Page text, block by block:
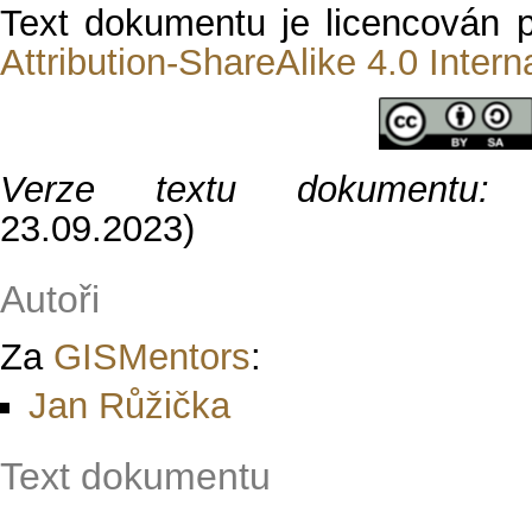
Text dokumentu je licencován
Attribution-ShareAlike 4.0
Verze textu dokumentu:
23.09.2023)
Autoři
Za GISMentors:
Jan Růžička
Text dokumentu